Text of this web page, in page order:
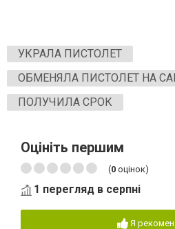
УКРАЛА ПИСТОЛЕТ
ОБМЕНЯЛА ПИСТОЛЕТ НА
ПОЛУЧИЛА СРОК
Оцініть першим
(0 оцінок)
1 перегляд в серпні
Я